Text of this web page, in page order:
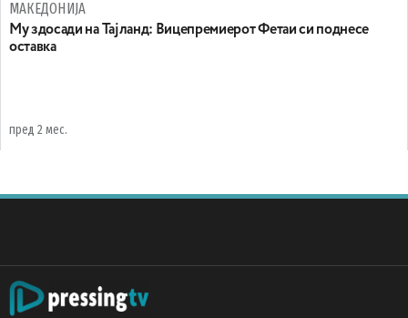
МАКЕДОНИЈА
Му здосади на Тајланд: Вицепремиерот Фетаи си поднесе
оставка
пред 2 мес.